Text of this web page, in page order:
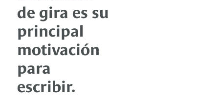
de gira es su
principal
motivación
para
escribir.